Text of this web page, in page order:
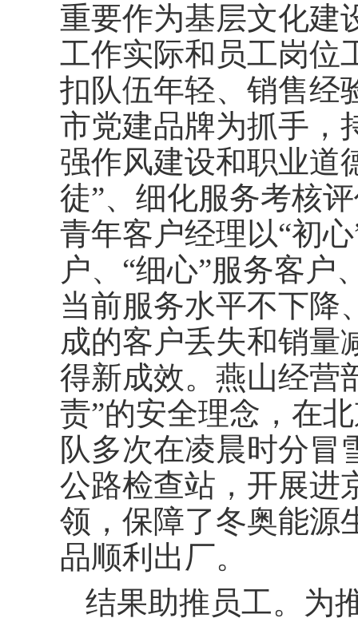
重要作为基层文化建
工作实际和员工岗位
扣队伍年轻、销售经
市党建品牌为抓手，
强作风建设和职业道
徒”、细化服务考核
青年客户经理以“初
户、“细心”服务客户
当前服务水平不下降
成的客户丢失和销量
得新成效。燕山经营
责”的安全理念，在
队多次在凌晨时分冒
公路检查站，开展进
领，保障了冬奥能源
品顺利出厂。
结果助推员工。为